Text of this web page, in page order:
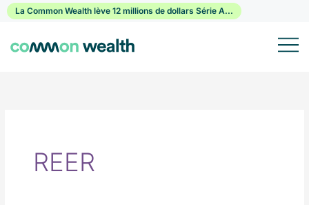
PasserLa Common Wealth lève 12 millions de dollars Série A...
REER